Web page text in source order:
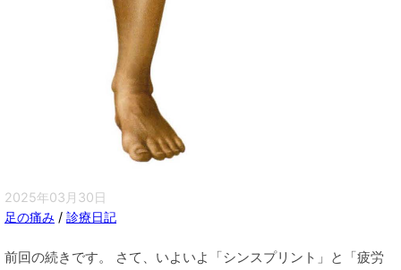
2025年03月30日
足の痛み / 診療日記
前回の続きです。 さて、いよいよ「シンスプリント」と「疲労